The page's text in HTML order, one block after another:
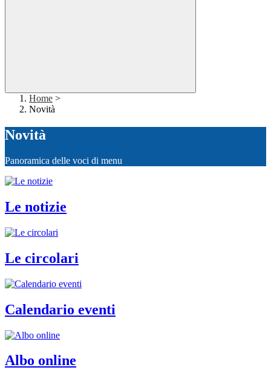
Home >
Novità
Novità
Panoramica delle voci di menu
Le notizie
Le circolari
Calendario eventi
Albo online